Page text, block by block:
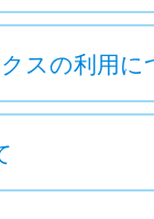
スの利用に